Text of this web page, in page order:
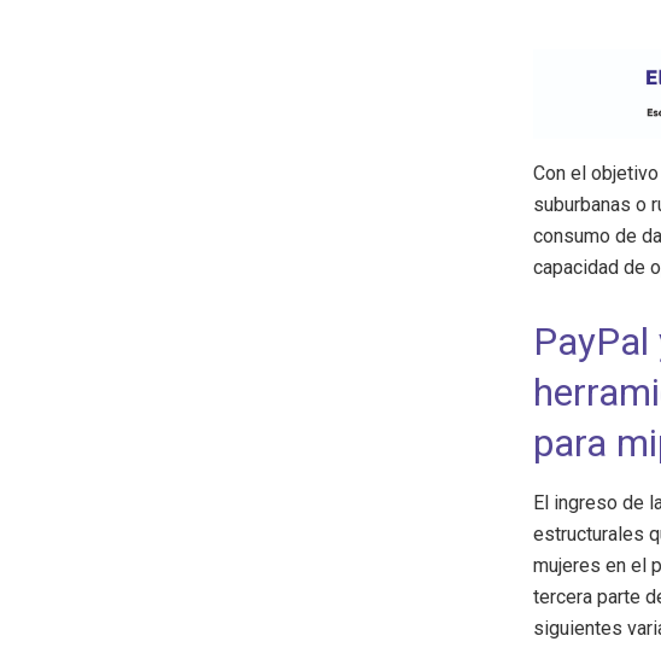
Con el
suburbanas o
consumo de
capacidad de
para
El ingreso de
estructurales
mujeres en el
tercera parte
siguientes